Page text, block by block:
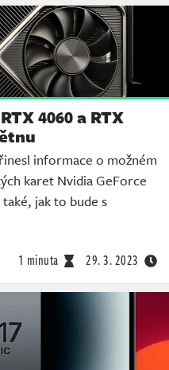
4060 a RTX
informace o možném
karet Nvidia GeForce
jak to bude s
1 minuta 29. 3. 2023